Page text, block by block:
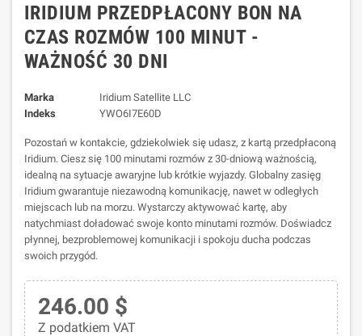
IRIDIUM PRZEDPŁACONY BON NA
CZAS ROZMÓW 100 MINUT -
WAŻNOŚĆ 30 DNI
Marka
Iridium Satellite LLC
Indeks
YWO6I7E60D
Pozostań w kontakcie, gdziekolwiek się udasz, z kartą przedpłaconą
Iridium. Ciesz się 100 minutami rozmów z 30-dniową ważnością,
idealną na sytuacje awaryjne lub krótkie wyjazdy. Globalny zasięg
Iridium gwarantuje niezawodną komunikację, nawet w odległych
miejscach lub na morzu. Wystarczy aktywować kartę, aby
natychmiast doładować swoje konto minutami rozmów. Doświadcz
płynnej, bezproblemowej komunikacji i spokoju ducha podczas
swoich przygód.
246.00 $
Z podatkiem VAT